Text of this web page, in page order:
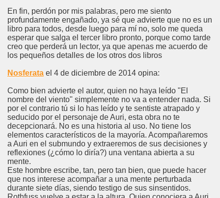
En fin, perdón por mis palabras, pero me siento
profundamente engañado, ya sé que advierte que no es un
libro para todos, desde luego para mí no, solo me queda
esperar que salga el tercer libro pronto, porque como tarde
creo que perderá un lector, ya que apenas me acuerdo de
los pequeños detalles de los otros dos libros
Nosferata el 4 de diciembre de 2014 opina:
Como bien advierte el autor, quien no haya leído "El
nombre del viento" simplemente no va a entender nada. Si
por el contrario tú si lo has leído y te sentiste atrapado y
seducido por el personaje de Auri, esta obra no te
decepcionará. No es una historia al uso. No tiene los
elementos característicos de la mayoría. Acompañaremos
a Auri en el submundo y extraeremos de sus decisiones y
reflexiones (¿cómo lo diría?) una ventana abierta a su
mente.
Este hombre escribe, tan, pero tan bien, que puede hacer
que nos interese acompañar a una mente perturbada
durante siete días, siendo testigo de sus sinsentidos.